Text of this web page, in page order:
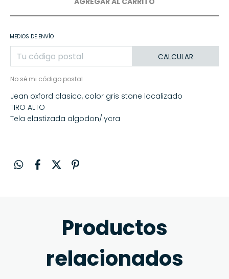
MEDIOS DE ENVÍO
CALCULAR
No sé mi código postal
Jean oxford clasico, color gris stone localizado
TIRO ALTO
Tela elastizada algodon/lycra
Productos
relacionados